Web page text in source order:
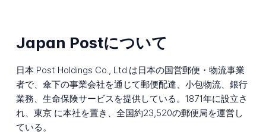
Japan Postについて
日本 Post Holdings Co., Ltd.は日本の国営郵便・物流事業
者で、傘下の事業会社を通じて郵便配達、小包物流、銀行
業務、生命保険サービスを提供している。1871年に設立さ
れ、東京 に本社を置き、全国約23,520の郵便局を運営し
ている。